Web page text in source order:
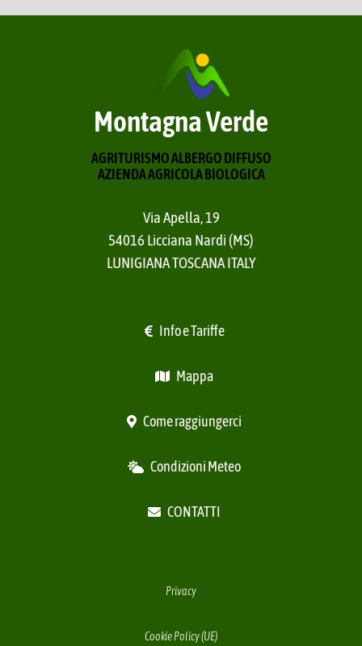
Montagna Verde
AGRITURISMO ALBERGO DIFFUSO
AZIENDA AGRICOLA BIOLOGICA
Via Apella, 19
54016 Licciana Nardi (MS)
LUNIGIANA TOSCANA ITALY
Info e Tariffe
Mappa
Come raggiungerci
Condizioni Meteo
CONTATTI
Privacy
Cookie Policy (UE)